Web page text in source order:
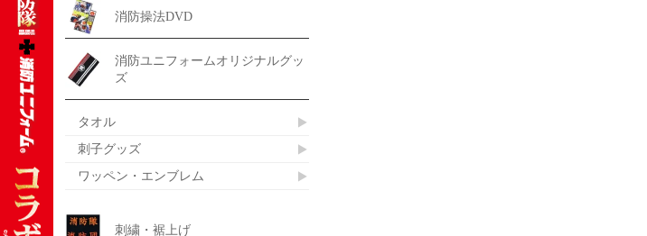
消防操法DVD
消防ユニフォームオリジナルグッ
ズ
タオル
刺子グッズ
ワッペン・エンブレム
刺繍・裾上げ